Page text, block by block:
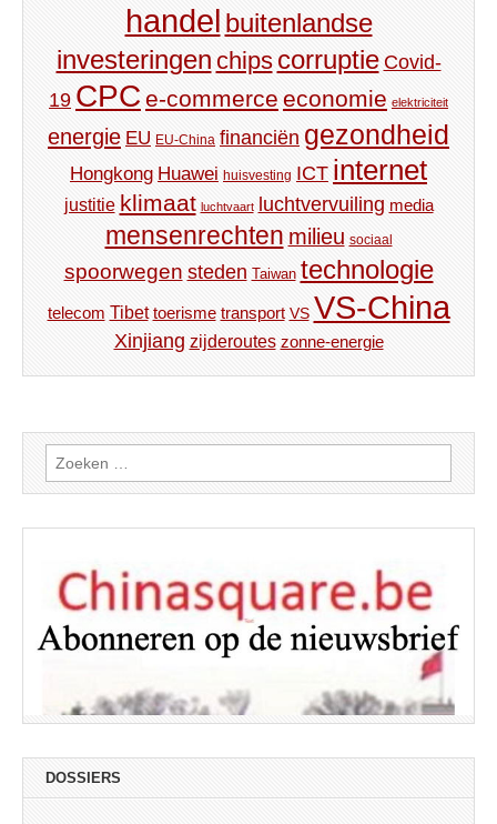
handel buitenlandse
investeringen chips corruptie Covid-
19 CPC e-commerce economie elektriciteit
energie EU EU-China financiën gezondheid
Hongkong Huawei huisvesting ICT internet
justitie klimaat luchtvaart luchtvervuiling media
mensenrechten milieu sociaal
spoorwegen steden Taiwan technologie
telecom Tibet toerisme transport VS VS-China
Xinjiang zijderoutes zonne-energie
Zoeken
naar:
DOSSIERS